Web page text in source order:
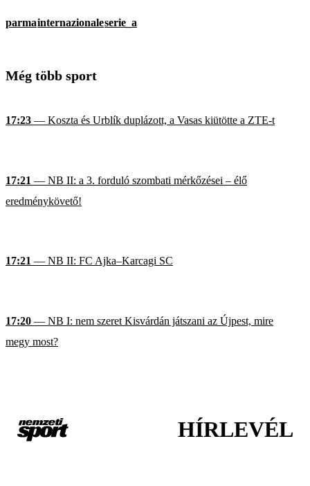
parmainternazionaleserie_a
Még több sport
17:23 — Koszta és Urblík duplázott, a Vasas kiütötte a ZTE-t
17:21 — NB II: a 3. forduló szombati mérkőzései – élő
eredménykövető!
17:21 — NB II: FC Ajka–Karcagi SC
17:20 — NB I: nem szeret Kisvárdán játszani az Újpest, mire
megy most?
HÍRLEVÉL